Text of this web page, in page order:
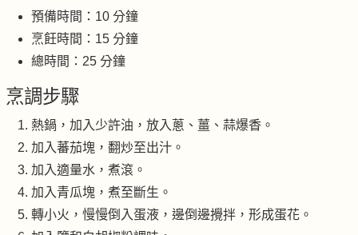
預備時間：10 分鐘
烹飪時間：15 分鐘
總時間：25 分鐘
烹調步驟
熱鍋，加入少許油，放入蔥、薑、蒜爆香。
加入蕃茄塊，翻炒至出汁。
加入適量水，煮滾。
加入青瓜塊，煮至斷生。
轉小火，慢慢倒入蛋液，邊倒邊攪拌，形成蛋花。